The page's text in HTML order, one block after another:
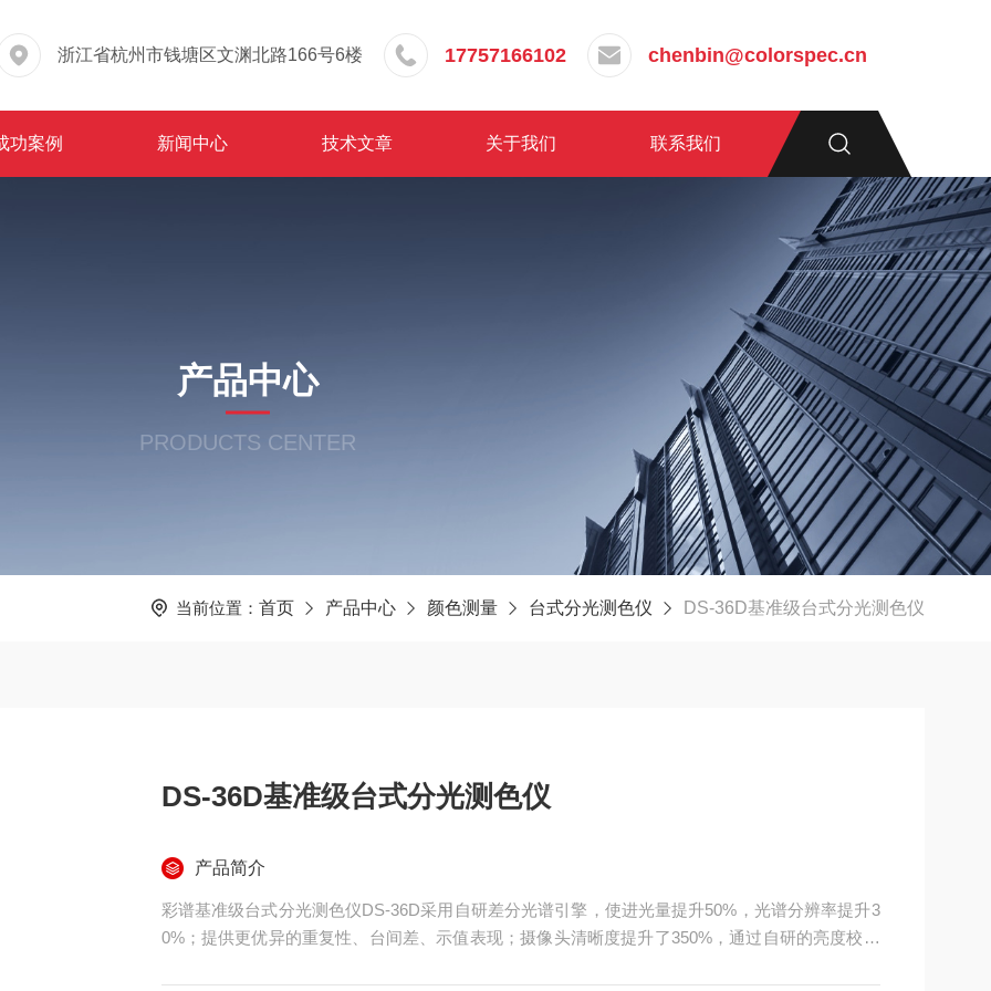
浙江省杭州市钱塘区文渊北路166号6楼 17757166102 chenbin@colorspec.cn
功案例 新闻中心 技术文章 关于我们 联系我们
产品中心
PRODUCTS CENTER
当前位置： 首页 产品中心 颜色测量 台式分光测色仪 DS-36D基准级台式分光测色仪
DS-36D基准级台式分光测色仪
产品简介
彩谱基准级台式分光测色仪DS-36D采用自研差分光谱引擎，使进光量提升50%，光谱分辨率提升3
0%；提供更优异的重复性、台间差、示值表现；摄像头清晰度提升了350%，通过自研的亮度校准